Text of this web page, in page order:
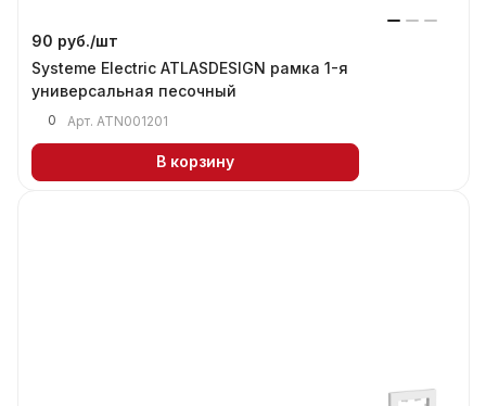
90 руб./шт
Systeme Electric ATLASDESIGN рамка 1-я
универсальная песочный
0 Арт. ATN001201
В корзину